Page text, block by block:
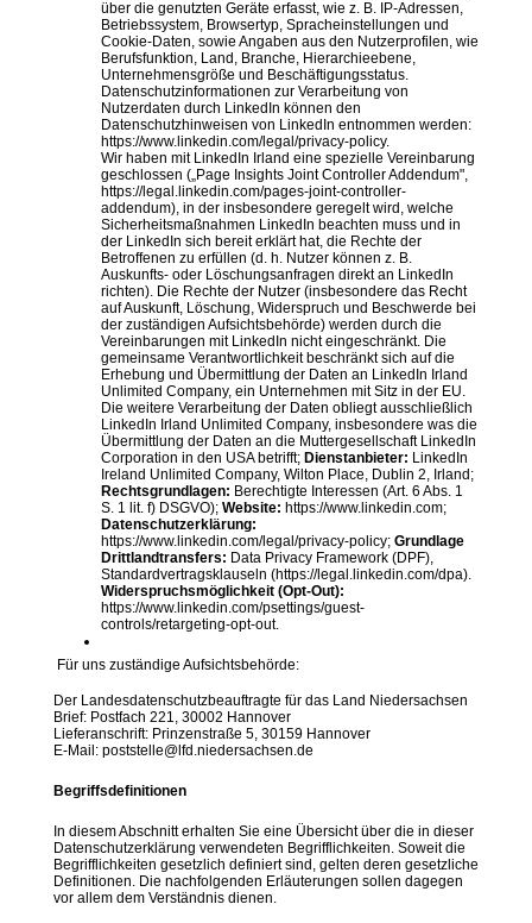
über die genutzten Geräte erfasst, wie z. B. IP-Adressen,
Betriebssystem, Browsertyp, Spracheinstellungen und
Cookie-Daten, sowie Angaben aus den Nutzerprofilen, wie
Berufsfunktion, Land, Branche, Hierarchieebene,
Unternehmensgröße und Beschäftigungsstatus.
Datenschutzinformationen zur Verarbeitung von
Nutzerdaten durch LinkedIn können den
Datenschutzhinweisen von LinkedIn entnommen werden:
https://www.linkedin.com/legal/privacy-policy.
Wir haben mit LinkedIn Irland eine spezielle Vereinbarung
geschlossen („Page Insights Joint Controller Addendum",
https://legal.linkedin.com/pages-joint-controller-
addendum), in der insbesondere geregelt wird, welche
Sicherheitsmaßnahmen LinkedIn beachten muss und in
der LinkedIn sich bereit erklärt hat, die Rechte der
Betroffenen zu erfüllen (d. h. Nutzer können z. B.
Auskunfts- oder Löschungsanfragen direkt an LinkedIn
richten). Die Rechte der Nutzer (insbesondere das Recht
auf Auskunft, Löschung, Widerspruch und Beschwerde bei
der zuständigen Aufsichtsbehörde) werden durch die
Vereinbarungen mit LinkedIn nicht eingeschränkt. Die
gemeinsame Verantwortlichkeit beschränkt sich auf die
Erhebung und Übermittlung der Daten an LinkedIn Irland
Unlimited Company, ein Unternehmen mit Sitz in der EU.
Die weitere Verarbeitung der Daten obliegt ausschließlich
LinkedIn Irland Unlimited Company, insbesondere was die
Übermittlung der Daten an die Muttergesellschaft LinkedIn
Corporation in den USA betrifft; Dienstanbieter: LinkedIn
Ireland Unlimited Company, Wilton Place, Dublin 2, Irland;
Rechtsgrundlagen: Berechtigte Interessen (Art. 6 Abs. 1
S. 1 lit. f) DSGVO); Website: https://www.linkedin.com;
Datenschutzerklärung:
https://www.linkedin.com/legal/privacy-policy; Grundlage
Drittlandtransfers: Data Privacy Framework (DPF),
Standardvertragsklauseln (https://legal.linkedin.com/dpa).
Widerspruchsmöglichkeit (Opt-Out):
https://www.linkedin.com/psettings/guest-
controls/retargeting-opt-out.
Für uns zuständige Aufsichtsbehörde:
Der Landesdatenschutzbeauftragte für das Land Niedersachsen
Brief: Postfach 221, 30002 Hannover
Lieferanschrift: Prinzenstraße 5, 30159 Hannover
E-Mail: poststelle@lfd.niedersachsen.de
Begriffsdefinitionen
In diesem Abschnitt erhalten Sie eine Übersicht über die in dieser
Datenschutzerklärung verwendeten Begrifflichkeiten. Soweit die
Begrifflichkeiten gesetzlich definiert sind, gelten deren gesetzliche
Definitionen. Die nachfolgenden Erläuterungen sollen dagegen
vor allem dem Verständnis dienen.